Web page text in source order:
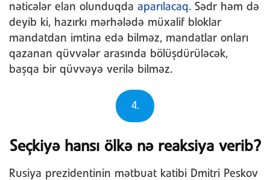
nəticələr elan olunduqda aparılacaq. Sədr həm də
deyib ki, hazırkı mərhələdə müxalif bloklar
mandatdan imtina edə bilməz, mandatlar onları
qazanan qüvvələr arasında bölüşdürüləcək,
başqa bir qüvvəyə verilə bilməz.
4.
Seçkiyə hansı ölkə nə reaksiya verib?
Rusiya prezidentinin mətbuat katibi Dmitri Peskov